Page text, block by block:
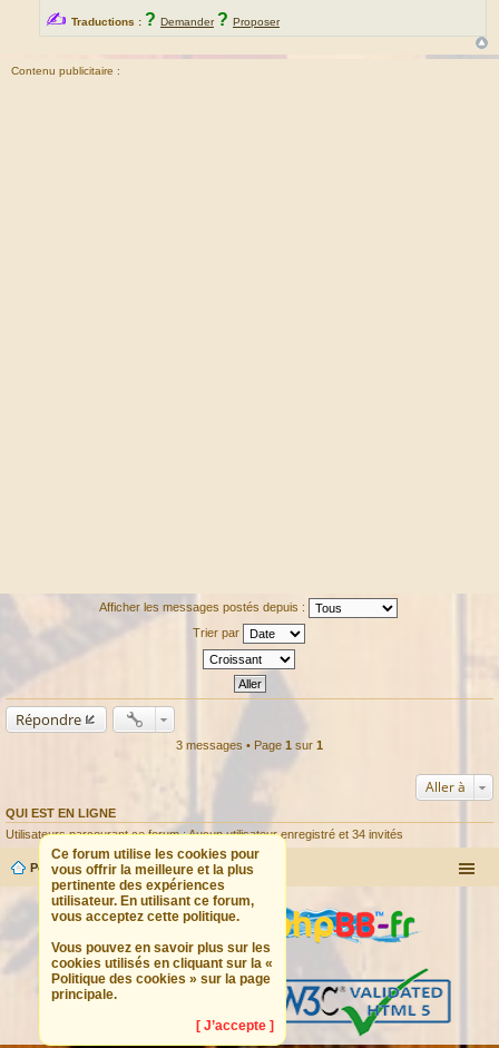
✍ Traductions : ? Demander ? Proposer
Contenu publicitaire :
Afficher les messages postés depuis :
Trier par
Répondre
3 messages • Page 1 sur 1
Aller à
QUI EST EN LIGNE
Utilisateurs parcourant ce forum : Aucun utilisateur enregistré et 34 invités
Ce forum utilise les cookies pour
vous offrir la meilleure et la plus
pertinente des expériences
utilisateur. En utilisant ce forum,
vous acceptez cette politique.
Vous pouvez en savoir plus sur les
cookies utilisés en cliquant sur la «
Politique des cookies » sur la page
principale.
[ J’accepte ]
Portail Forum